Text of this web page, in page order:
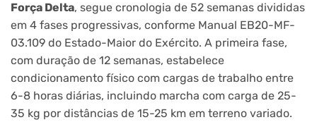
Força Delta, segue cronologia de 52 semanas divididas
em 4 fases progressivas, conforme Manual EB20-MF-
03.109 do Estado-Maior do Exército. A primeira fase,
com duração de 12 semanas, estabelece
condicionamento físico com cargas de trabalho entre
6-8 horas diárias, incluindo marcha com carga de 25-
35 kg por distâncias de 15-25 km em terreno variado.